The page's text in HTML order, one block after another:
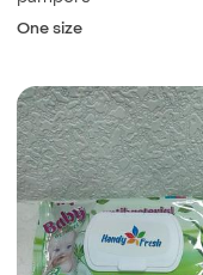
One size